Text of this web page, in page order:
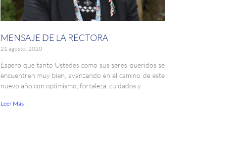
MENSAJE DE LA RECTORA
21 agosto, 2020
Espero que tanto Ustedes como sus seres queridos se
encuentren muy bien, avanzando en el camino de este
nuevo año con optimismo, fortaleza, cuidados y
Leer Más